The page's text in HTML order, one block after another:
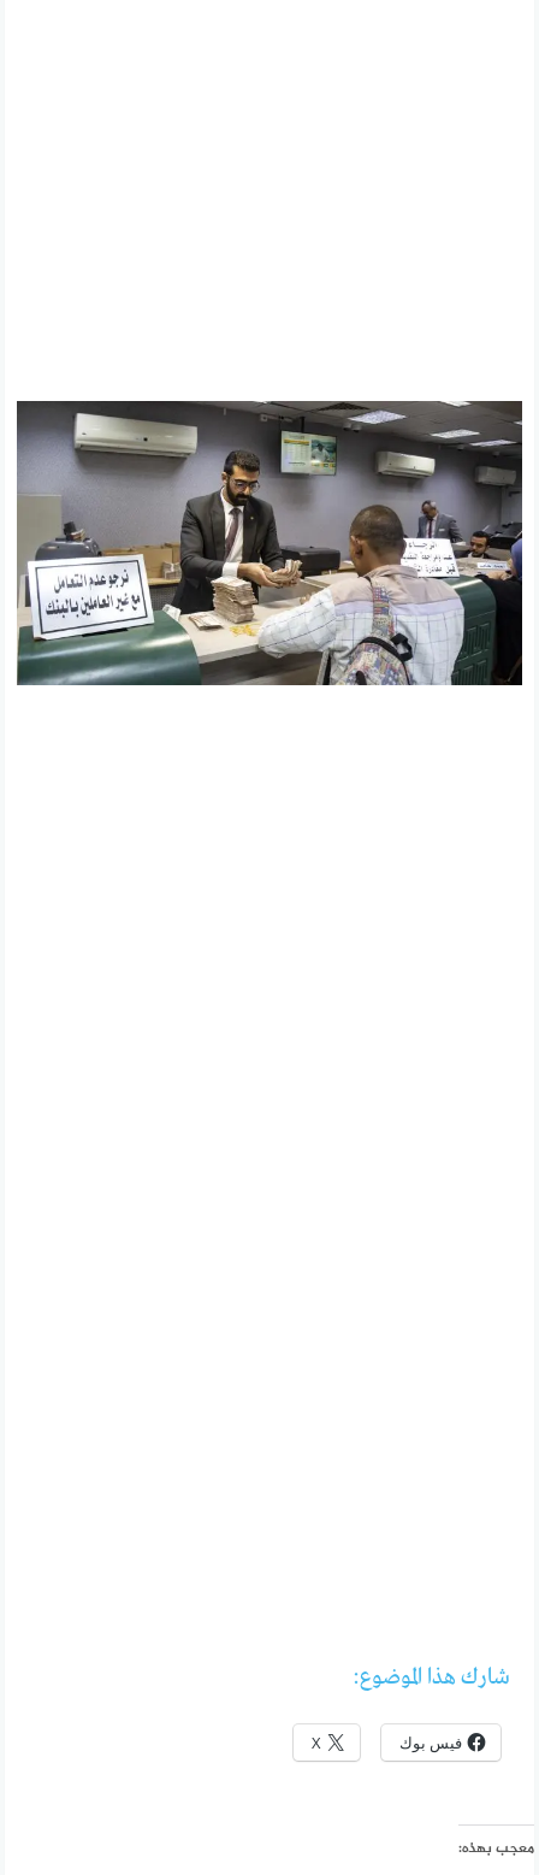
شارك هذا الموضوع:
فيس بوك X
معجب بهذه: